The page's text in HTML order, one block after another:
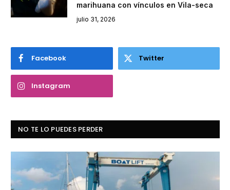
marihuana con vínculos en Vila-seca
julio 31, 2026
Facebook Twitter
Instagram
NO TE LO PUEDES PERDER